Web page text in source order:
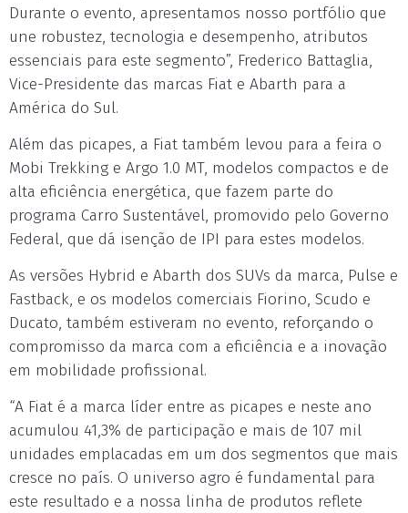
Durante o evento, apresentamos nosso portfólio que
une robustez, tecnologia e desempenho, atributos
essenciais para este segmento”, Frederico Battaglia,
Vice-Presidente das marcas Fiat e Abarth para a
América do Sul.
Além das picapes, a Fiat também levou para a feira o
Mobi Trekking e Argo 1.0 MT, modelos compactos e de
alta eficiência energética, que fazem parte do
programa Carro Sustentável, promovido pelo Governo
Federal, que dá isenção de IPI para estes modelos.
As versões Hybrid e Abarth dos SUVs da marca, Pulse e
Fastback, e os modelos comerciais Fiorino, Scudo e
Ducato, também estiveram no evento, reforçando o
compromisso da marca com a eficiência e a inovação
em mobilidade profissional.
“A Fiat é a marca líder entre as picapes e neste ano
acumulou 41,3% de participação e mais de 107 mil
unidades emplacadas em um dos segmentos que mais
cresce no país. O universo agro é fundamental para
este resultado e a nossa linha de produtos reflete